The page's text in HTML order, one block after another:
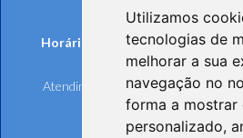
Utilizamos
tecnologias de
melhorar a sua
navegação no
forma a mostrar
personalizado,
Horários de funcionamento de
Atendimento Online e
Atendimento Presencial: 8h às 17h,